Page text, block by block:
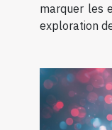
marquer les
exploration